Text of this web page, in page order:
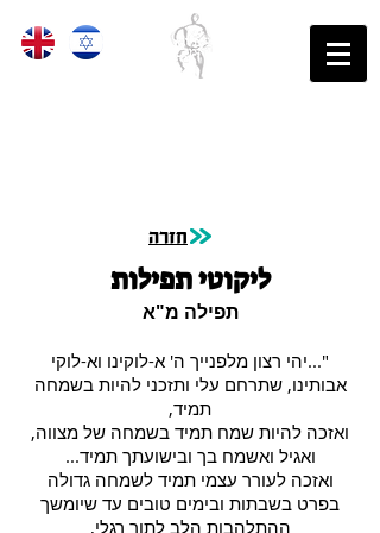
חזרה
ליקוטי תפילות
תפילה מ"א
"...יהי רצון מלפנייך ה' א-לוקינו וא-לוקי
אבותינו, שתרחם עלי ותזכני להיות בשמחה
תמיד,
ואזכה להיות שמח תמיד בשמחה של מצווה,
ואגיל ואשמח בך ובישועתך תמיד...
ואזכה לעורר עצמי תמיד לשמחה גדולה
בפרט בשבתות ובימים טובים עד שיומשך
ההתלהבות הלב לתוך רגלי,